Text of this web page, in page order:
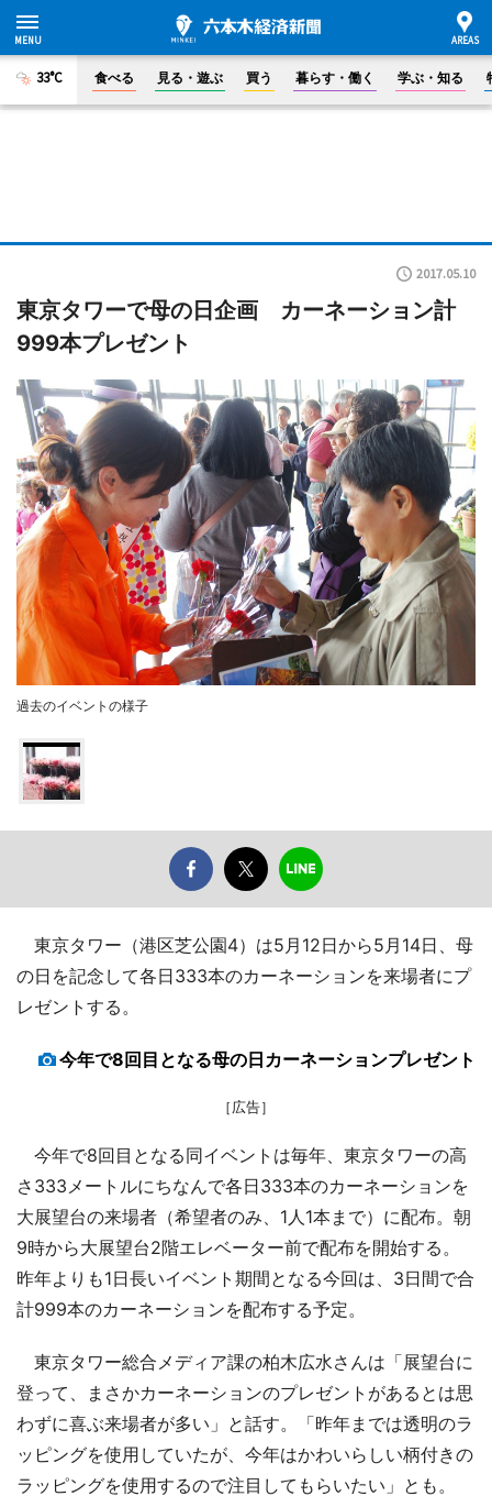
33°C 食べる 見る・遊ぶ 買う 暮らす・働く 学ぶ・知る
2017.05.10
東京タワーで母の日企画 カーネーション計
999本プレゼント
過去のイベントの様子
東京タワー（港区芝公園4）は5月12日から5月14日、母
の日を記念して各日333本のカーネーションを来場者にプ
レゼントする。
今年で8回目となる母の日カーネーションプレゼント
［広告］
今年で8回目となる同イベントは毎年、東京タワーの高
さ333メートルにちなんで各日333本のカーネーションを
大展望台の来場者（希望者のみ、1人1本まで）に配布。朝
9時から大展望台2階エレベーター前で配布を開始する。
昨年よりも1日長いイベント期間となる今回は、3日間で合
計999本のカーネーションを配布する予定。
東京タワー総合メディア課の柏木広水さんは「展望台に
登って、まさかカーネーションのプレゼントがあるとは思
わずに喜ぶ来場者が多い」と話す。「昨年までは透明のラ
ッピングを使用していたが、今年はかわいらしい柄付きの
ラッピングを使用するので注目してもらいたい」とも。